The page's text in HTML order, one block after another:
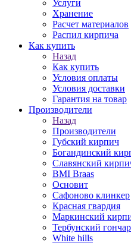
Услуги
Хранение
Расчет материалов
Распил кирпича
Как купить
Назад
Как купить
Условия оплаты
Условия доставки
Гарантия на товар
Производители
Назад
Производители
Губский кирпич
Богандинский
Славянский
BMI Braas
Основит
Сафоново клинкер
Красная гвардия
Маркинский
Тербунский гончар
White hills